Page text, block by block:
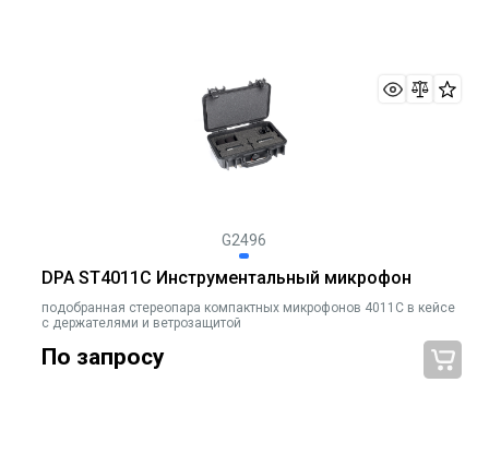
G2496
DPA ST4011C Инструментальный микрофон
подобранная стереопара компактных микрофонов 4011C в кейсе
c держателями и ветрозащитой
По запросу